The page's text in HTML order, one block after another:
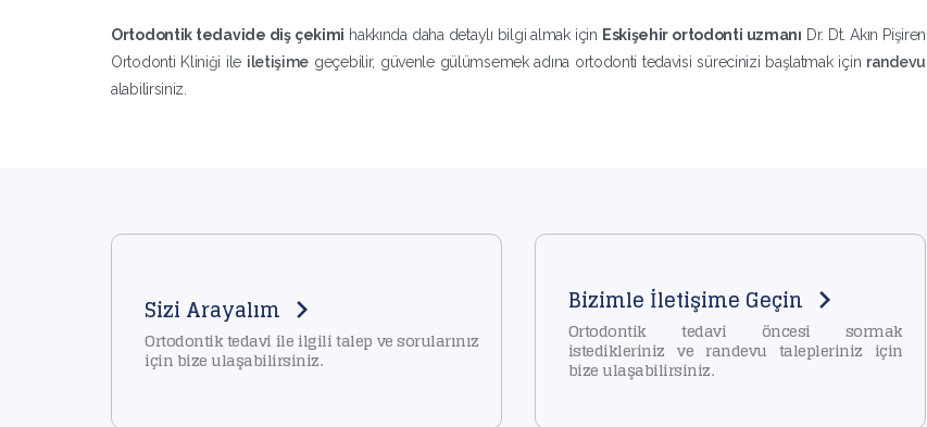
Ortodontik tedavide diş çekimi hakkında daha detaylı bilgi almak için Eskişehir ortodonti uzmanı Dr. Dt. Akın Pişiren
Ortodonti Kliniği ile iletişime geçebilir, güvenle gülümsemek adına ortodonti tedavisi sürecinizi başlatmak için randevu
alabilirsiniz.
Sizi Arayalım
Ortodontik tedavi ile ilgili talep ve sorularınız
için bize ulaşabilirsiniz.
Bizimle İletişime Geçin
Ortodontik tedavi öncesi sormak
istedikleriniz ve randevu talepleriniz için
bize ulaşabilirsiniz.